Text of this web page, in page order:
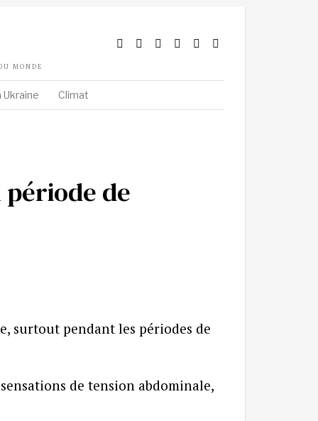
MONDE
Ukraine Climat
de
surtout pendant les périodes de
de tension abdominale,